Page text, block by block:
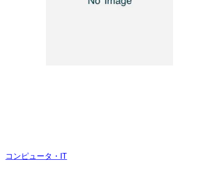
コンピュータ・IT